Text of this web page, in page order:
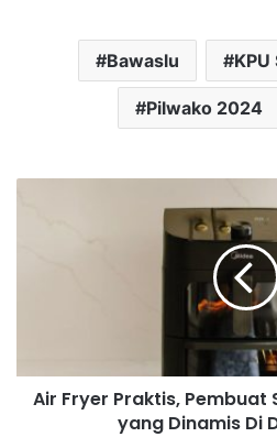
Bawaslu KPU
Pilwako 2024
Air Fryer Praktis, Pembuat
yang Dinamis Di